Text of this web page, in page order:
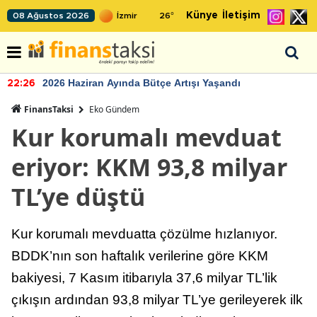
08 Ağustos 2026 26° Künye İletişim
22:26 2026 Haziran Ayında Bütçe Artışı Yaşandı
FinansTaksi Eko Gündem
Kur korumalı mevduat
eriyor: KKM 93,8 milyar
TL’ye düştü
Kur korumalı mevduatta çözülme hızlanıyor.
BDDK’nın son haftalık verilerine göre KKM
bakiyesi, 7 Kasım itibarıyla 37,6 milyar TL’lik
çıkışın ardından 93,8 milyar TL’ye gerileyerek ilk